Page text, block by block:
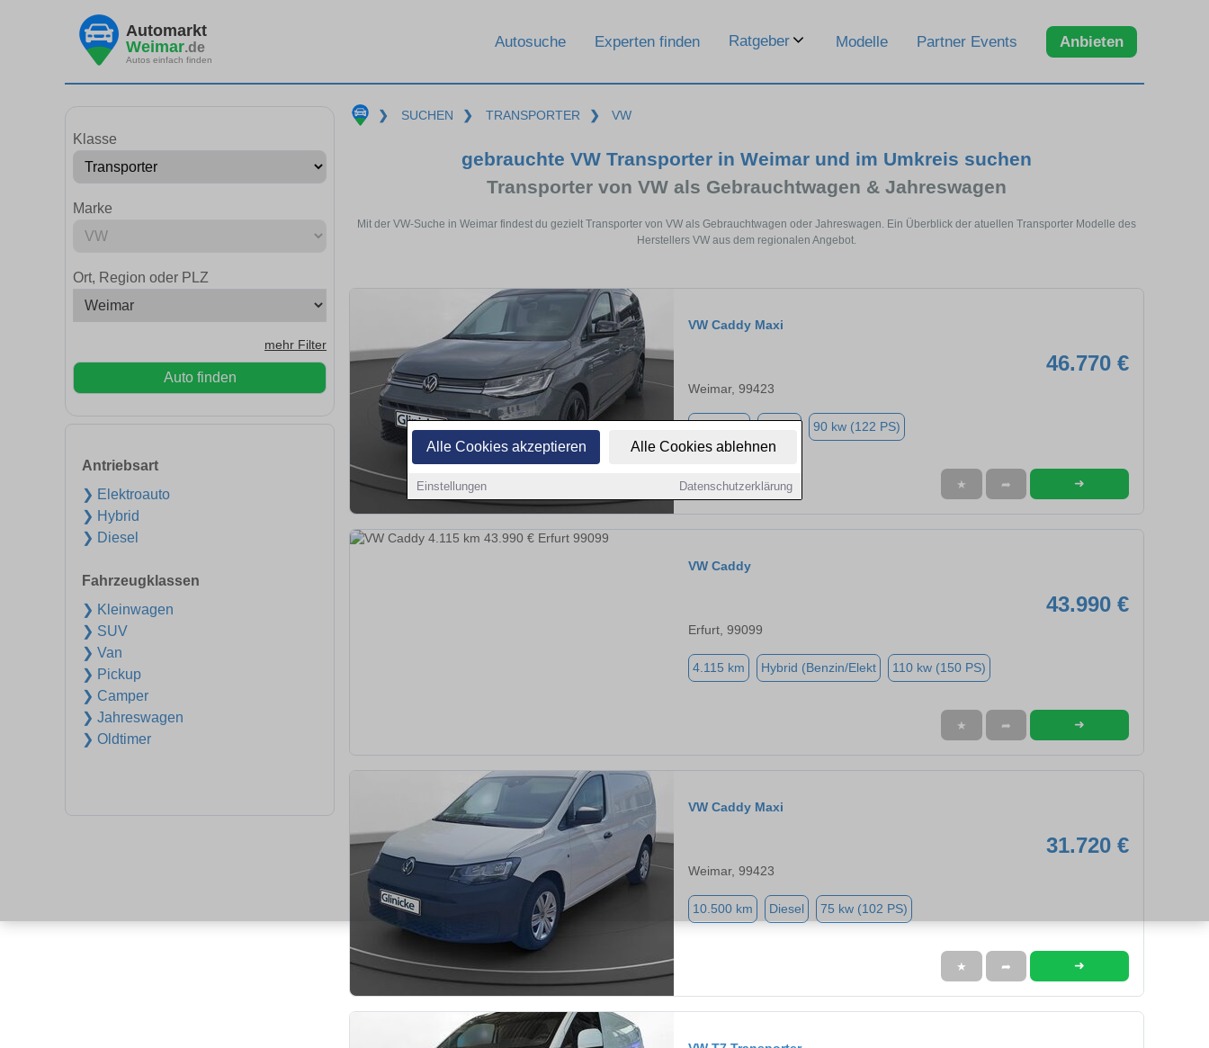
Alle Cookies akzeptieren Alle Cookies ablehnen
Einstellungen Datenschutzerklärung
Automarkt
Weimar.de
Autos einfach finden
Autosuche Experten finden Ratgeber Modelle Partner Events Anbieten
Klasse
Marke
Ort, Region oder PLZ
mehr Filter
Auto finden
Antriebsart
❯ Elektroauto
❯ Hybrid
❯ Diesel
Fahrzeugklassen
❯ Kleinwagen
❯ SUV
❯ Van
❯ Pickup
❯ Camper
❯ Jahreswagen
❯ Oldtimer
❯ SUCHEN ❯ TRANSPORTER ❯ VW
gebrauchte VW Transporter in Weimar und im Umkreis suchen
Transporter von VW als Gebrauchtwagen & Jahreswagen
Mit der VW-Suche in Weimar findest du gezielt Transporter von VW als Gebrauchtwagen oder Jahreswagen. Ein Überblick der atuellen Transporter Modelle des
Herstellers VW aus dem regionalen Angebot.
VW Caddy Maxi
46.770 €
Weimar, 99423
90 kw (122 PS)
★ ➦ ➜
VW Caddy
43.990 €
Erfurt, 99099
4.115 km Hybrid (Benzin/Elekt 110 kw (150 PS)
★ ➦ ➜
VW Caddy Maxi
31.720 €
Weimar, 99423
10.500 km Diesel 75 kw (102 PS)
★ ➦ ➜